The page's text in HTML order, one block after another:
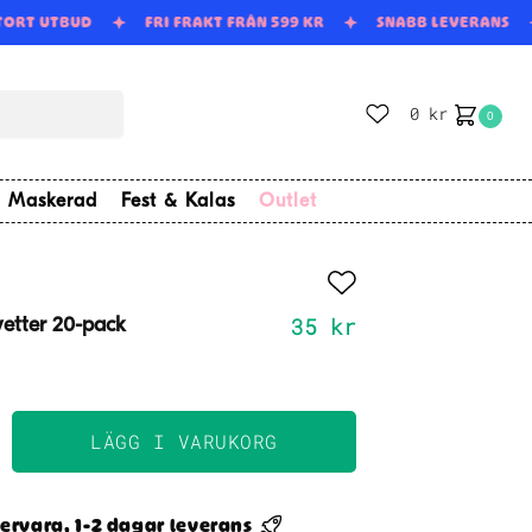
UTBUD FRI FRAKT FRÅN 599 KR SNABB LEVERANS
0 kr 0
Maskerad Fest & Kalas Outlet
20-pack 35 kr
LÄGG I VARUKORG
1-2 dagar leverans